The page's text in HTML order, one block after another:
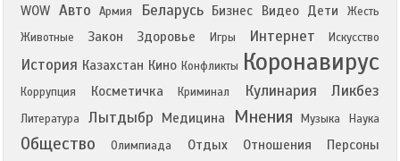
WOW Авто Армия Беларусь Бизнес Видео Дети
Жесть
Животные
Закон Здоровье Игры Интернет Искусство
История Казахстан Кино Конфликты Коронавирус
Коррупция Косметичка Криминал Кулинария Ликбез
Литература Лытдыбр Медицина Мнения Музыка Наука
Общество Олимпиада Отдых Отношения Персоны